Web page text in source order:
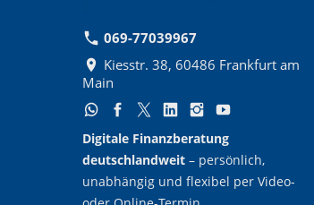
069-77039967
Kiesstr. 38, 60486 Frankfurt am
Main
Digitale Finanzberatung
deutschlandweit – persönlich,
unabhängig und flexibel per Video-